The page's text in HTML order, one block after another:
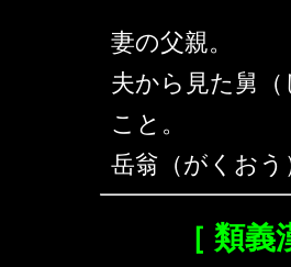
妻の父親。
夫から見た舅
こと。
岳翁（がくおう
［ 類義